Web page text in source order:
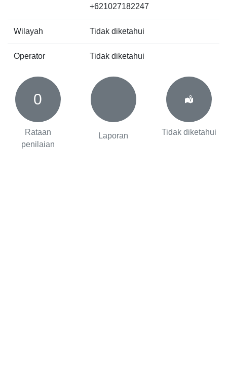
+621027182247
Wilayah Tidak diketahui
Operator Tidak diketahui
0
Rataan
penilaian
Laporan Tidak diketahui